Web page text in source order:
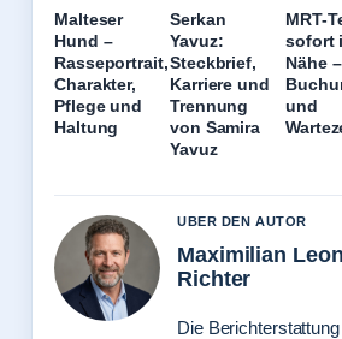
Malteser
Hund –
Rasseportrait,
Charakter,
Pflege und
Haltung
Serkan
Yavuz:
Steckbrief,
Karriere und
Trennung
von Samira
Yavuz
MRT-
sofort
Nähe –
und
UBER DEN AUTOR
Maximilian
Richter
Die